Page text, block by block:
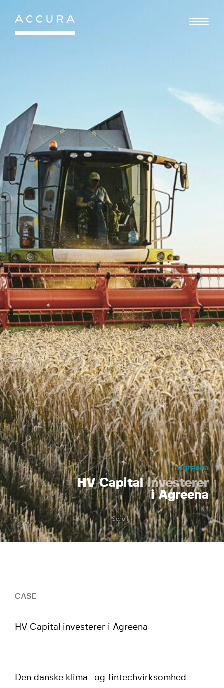
Gå
indhold
Agreena
HV Capitalinvesterer
i Agreena
Scroll
CASE
HV Capital investerer i Agreena
Den danske klima- og fintechvirksomhed